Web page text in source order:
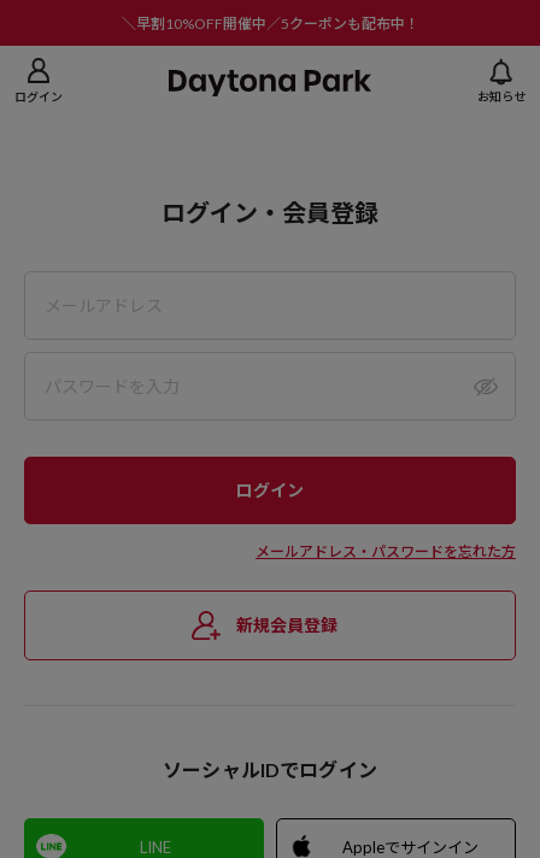
＼早割10%OFF開催中／5クーポンも配布中！
ログイン お知らせ
ログイン・会員登録
メールアドレス・パスワードを忘れた方
新規会員登録
ソーシャルIDでログイン
LINE Appleでサインイン